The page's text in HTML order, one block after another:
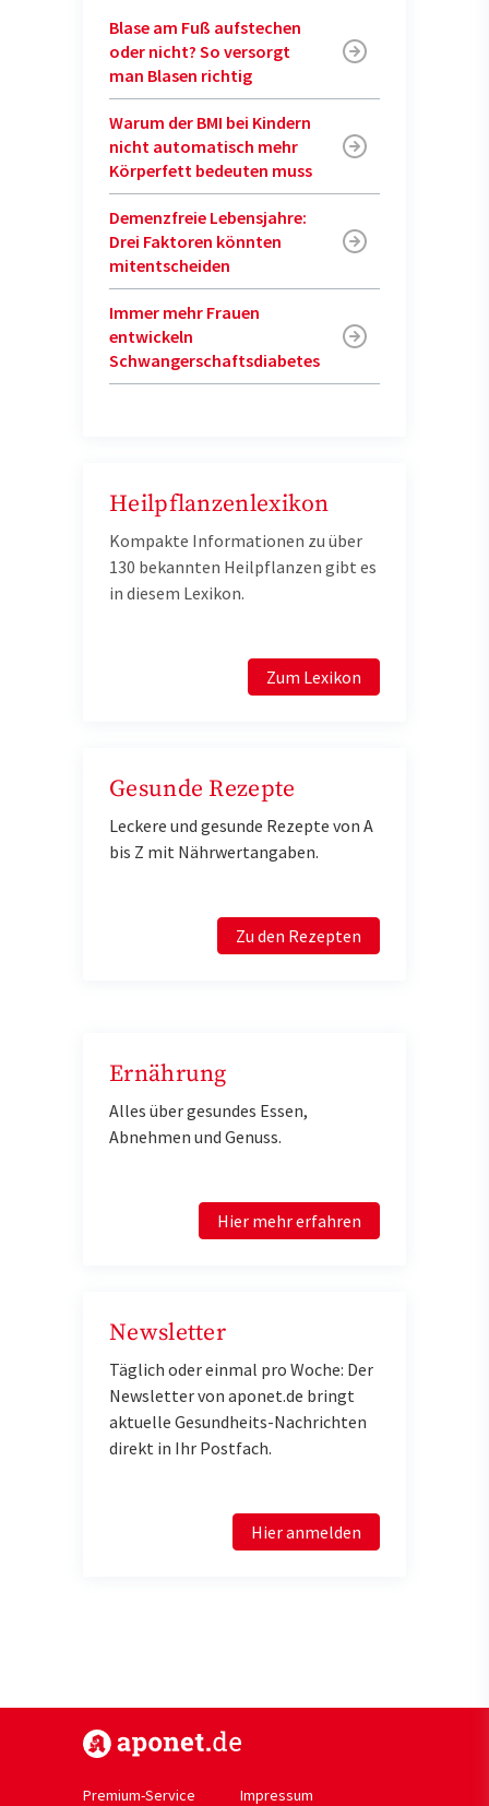
Blase am Fuß aufstechen
oder nicht? So versorgt
man Blasen richtig
Warum der BMI bei Kindern
nicht automatisch mehr
Körperfett bedeuten muss
Demenzfreie Lebensjahre:
Drei Faktoren könnten
mitentscheiden
Immer mehr Frauen
entwickeln
Schwangerschaftsdiabetes
Heilpflanzenlexikon
Kompakte Informationen zu über
130 bekannten Heilpflanzen gibt es
in diesem Lexikon.
Zum Lexikon
Gesunde Rezepte
Leckere und gesunde Rezepte von A
bis Z mit Nährwertangaben.
Zu den Rezepten
Ernährung
Alles über gesundes Essen,
Abnehmen und Genuss.
Hier mehr erfahren
Newsletter
Täglich oder einmal pro Woche: Der
Newsletter von aponet.de bringt
aktuelle Gesundheits-Nachrichten
direkt in Ihr Postfach.
Hier anmelden
Premium-Service Impressum